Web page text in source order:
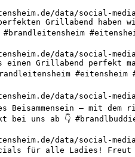
data/social-media/
Grillabend haben
#brandleitensheim
data/social-
einen Grillabend perfekt
data/social-media/
Beisammensein – mit
uns ab 👇
data/social-media/
für alle Ladies! Freut